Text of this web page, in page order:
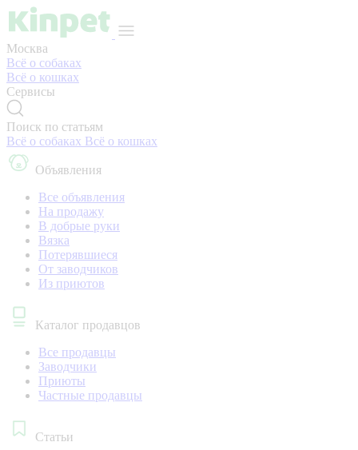
Москва
Всё о собаках
Всё о кошках
Сервисы
Поиск по статьям
Всё о собаках Всё о кошках
Объявления
Все объявления
На продажу
В добрые руки
Вязка
Потерявшиеся
От заводчиков
Из приютов
Каталог продавцов
Все продавцы
Заводчики
Приюты
Частные продавцы
Статьи